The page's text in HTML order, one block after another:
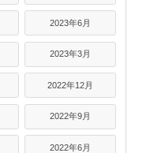
2023年6月
2023年3月
2022年12月
2022年9月
2022年6月